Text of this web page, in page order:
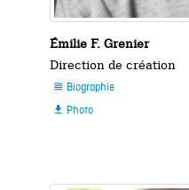
Émilie F. Grenier
Direction de création
 Biographie
 Photo